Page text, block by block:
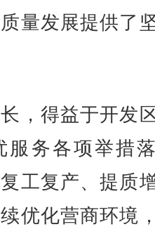
量发展提供了
得益于开发
服务各项举措
工复产、提质
优化营商环境